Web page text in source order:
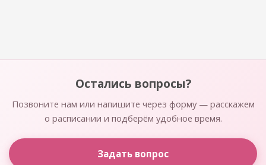
Остались вопросы?
Позвоните нам или напишите через форму — расскажем
о расписании и подберём удобное время.
Задать вопрос